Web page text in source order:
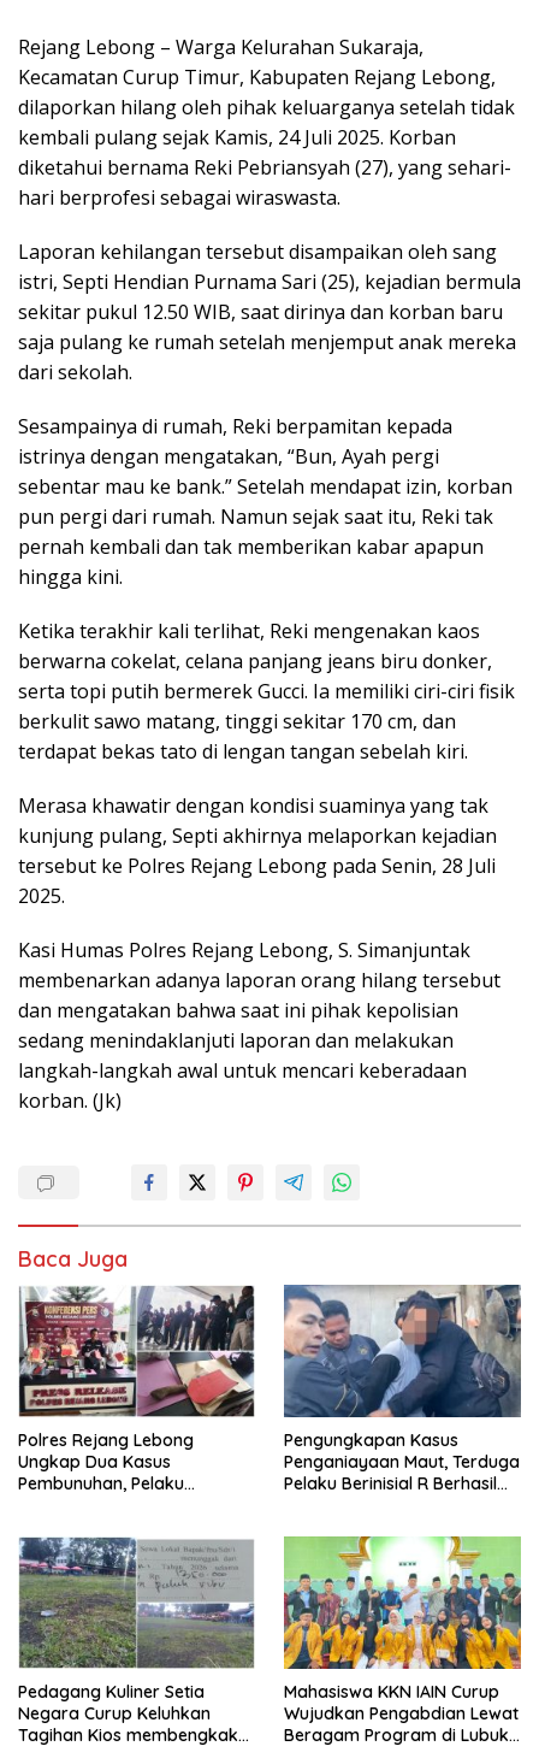
Rejang Lebong – Warga Kelurahan Sukaraja,
Kecamatan Curup Timur, Kabupaten Rejang Lebong,
dilaporkan hilang oleh pihak keluarganya setelah tidak
kembali pulang sejak Kamis, 24 Juli 2025. Korban
diketahui bernama Reki Pebriansyah (27), yang sehari-
hari berprofesi sebagai wiraswasta.
Laporan kehilangan tersebut disampaikan oleh sang
istri, Septi Hendian Purnama Sari (25), kejadian bermula
sekitar pukul 12.50 WIB, saat dirinya dan korban baru
saja pulang ke rumah setelah menjemput anak mereka
dari sekolah.
Sesampainya di rumah, Reki berpamitan kepada
istrinya dengan mengatakan, “Bun, Ayah pergi
sebentar mau ke bank.” Setelah mendapat izin, korban
pun pergi dari rumah. Namun sejak saat itu, Reki tak
pernah kembali dan tak memberikan kabar apapun
hingga kini.
Ketika terakhir kali terlihat, Reki mengenakan kaos
berwarna cokelat, celana panjang jeans biru donker,
serta topi putih bermerek Gucci. Ia memiliki ciri-ciri fisik
berkulit sawo matang, tinggi sekitar 170 cm, dan
terdapat bekas tato di lengan tangan sebelah kiri.
Merasa khawatir dengan kondisi suaminya yang tak
kunjung pulang, Septi akhirnya melaporkan kejadian
tersebut ke Polres Rejang Lebong pada Senin, 28 Juli
2025.
Kasi Humas Polres Rejang Lebong, S. Simanjuntak
membenarkan adanya laporan orang hilang tersebut
dan mengatakan bahwa saat ini pihak kepolisian
sedang menindaklanjuti laporan dan melakukan
langkah-langkah awal untuk mencari keberadaan
korban. (Jk)
Baca Juga
Polres Rejang Lebong
Ungkap Dua Kasus
Pembunuhan, Pelaku
Pengungkapan Kasus
Penganiayaan Maut, Terduga
Pelaku Berinisial R Berhasil
Pedagang Kuliner Setia
Negara Curup Keluhkan
Tagihan Kios membengkak
Mahasiswa KKN IAIN Curup
Wujudkan Pengabdian Lewat
Beragam Program di Lubuk